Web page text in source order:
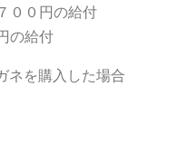
００円の給付
の給付
を購入した場合